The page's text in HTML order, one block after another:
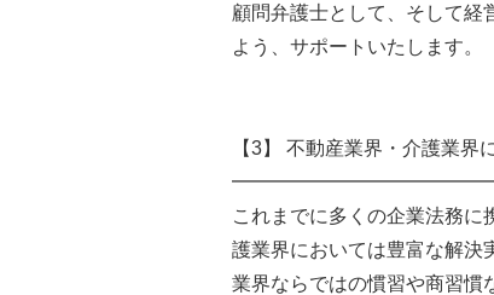
顧問弁護士として、そして経
よう、サポートいたします。
【3】 不動産業界・介護業界
これまでに多くの企業法務に
護業界においては豊富な解決
業界ならではの慣習や商習慣